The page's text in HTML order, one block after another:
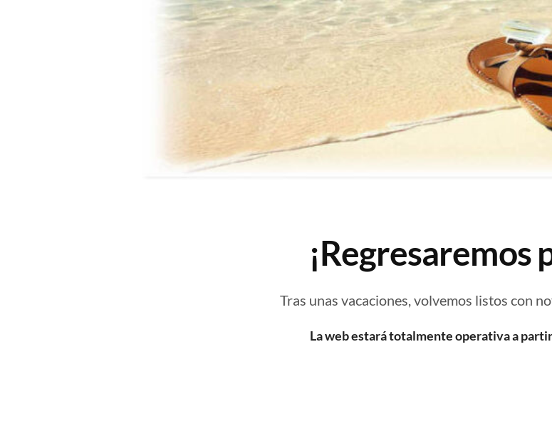
¡Regresaremos
Tras unas vacaciones, volvemos listos con
La web estará totalmente operativa a